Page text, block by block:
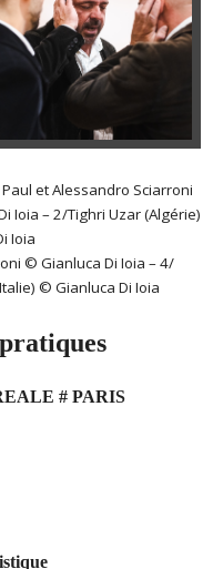
Paul et Alessandro Sciarroni
Ioia – 2/Tighri Uzar (Algérie)
Ioia
© Gianluca Di Ioia – 4/
© Gianluca Di Ioia
# PARIS